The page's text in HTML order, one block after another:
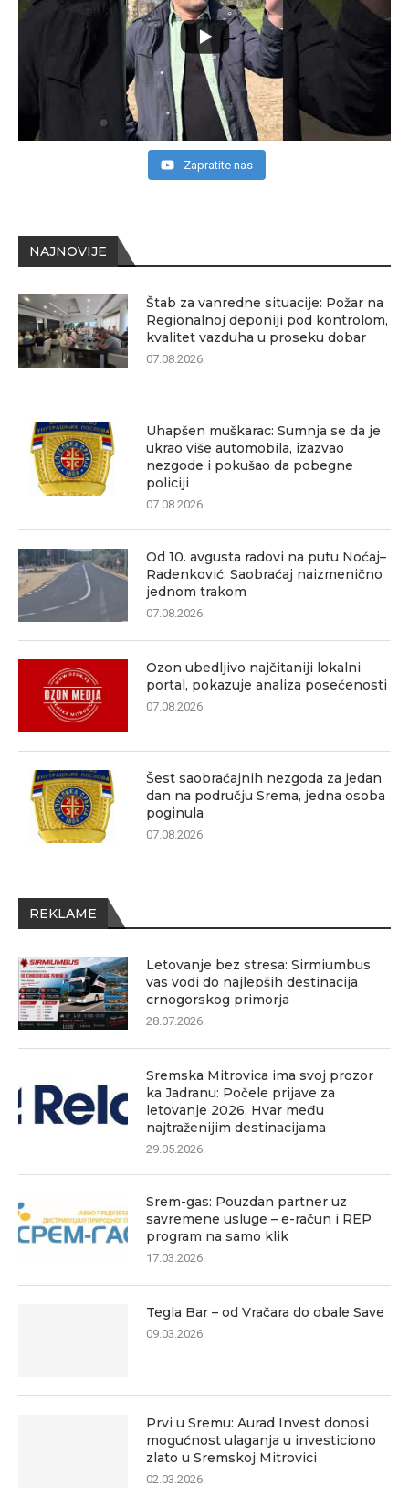
NAJNOVIJE
Štab za vanredne situacije: Požar na
Regionalnoj deponiji pod kontrolom,
kvalitet vazduha u proseku dobar
07.08.2026.
Uhapšen muškarac: Sumnja se da je
ukrao više automobila, izazvao
nezgode i pokušao da pobegne
policiji
07.08.2026.
Od 10. avgusta radovi na putu Noćaj–
Radenković: Saobraćaj naizmenično
jednom trakom
07.08.2026.
Ozon ubedljivo najčitaniji lokalni
portal, pokazuje analiza posećenosti
07.08.2026.
Šest saobraćajnih nezgoda za jedan
dan na području Srema, jedna osoba
poginula
07.08.2026.
REKLAME
Letovanje bez stresa: Sirmiumbus
vas vodi do najlepših destinacija
crnogorskog primorja
28.07.2026.
Sremska Mitrovica ima svoj prozor
ka Jadranu: Počele prijave za
letovanje 2026, Hvar među
najtraženijim destinacijama
29.05.2026.
Srem-gas: Pouzdan partner uz
savremene usluge – e-račun i REP
program na samo klik
17.03.2026.
Tegla Bar – od Vračara do obale Save
09.03.2026.
Prvi u Sremu: Aurad Invest donosi
mogućnost ulaganja u investiciono
zlato u Sremskoj Mitrovici
02.03.2026.
Zapratite nas